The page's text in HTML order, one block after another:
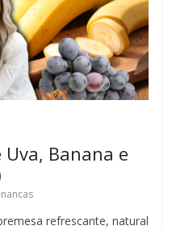
Uva, Banana e
refrescante, natural